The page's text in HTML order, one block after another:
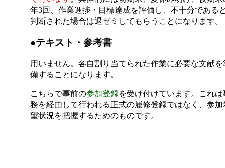
年3回、作業進捗・目標達成を評価し、不十分である
判断された場合は退ゼミしてもらうことになります。
●テキスト・参考書
用いません。各自割り当てられた作業に必要な文献を
備することになります。
こちらで事前の参加登録を受け付けています。これは
務を経由して行われる正式の履修登録ではなく、参加
望状況を把握するためのものです。